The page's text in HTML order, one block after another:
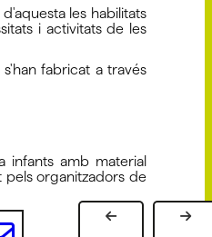
les habilitats
i activitats de les
fabricat a través
infants amb material
pels organitzadors de